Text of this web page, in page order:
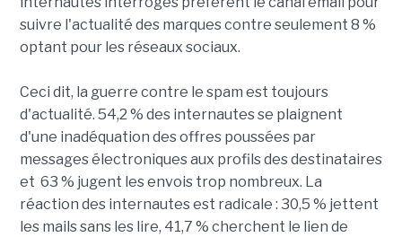
suivre l'actualité des marques contre seulement 8 %
optant pour les réseaux sociaux.
Ceci dit, la guerre contre le spam est toujours
d'actualité. 54,2 % des internautes se plaignent
d'une inadéquation des offres poussées par
messages électroniques aux profils des destinataires
et 63 % jugent les envois trop nombreux. La
réaction des internautes est radicale : 30,5 % jettent
les mails sans les lire, 41,7 % cherchent le lien de